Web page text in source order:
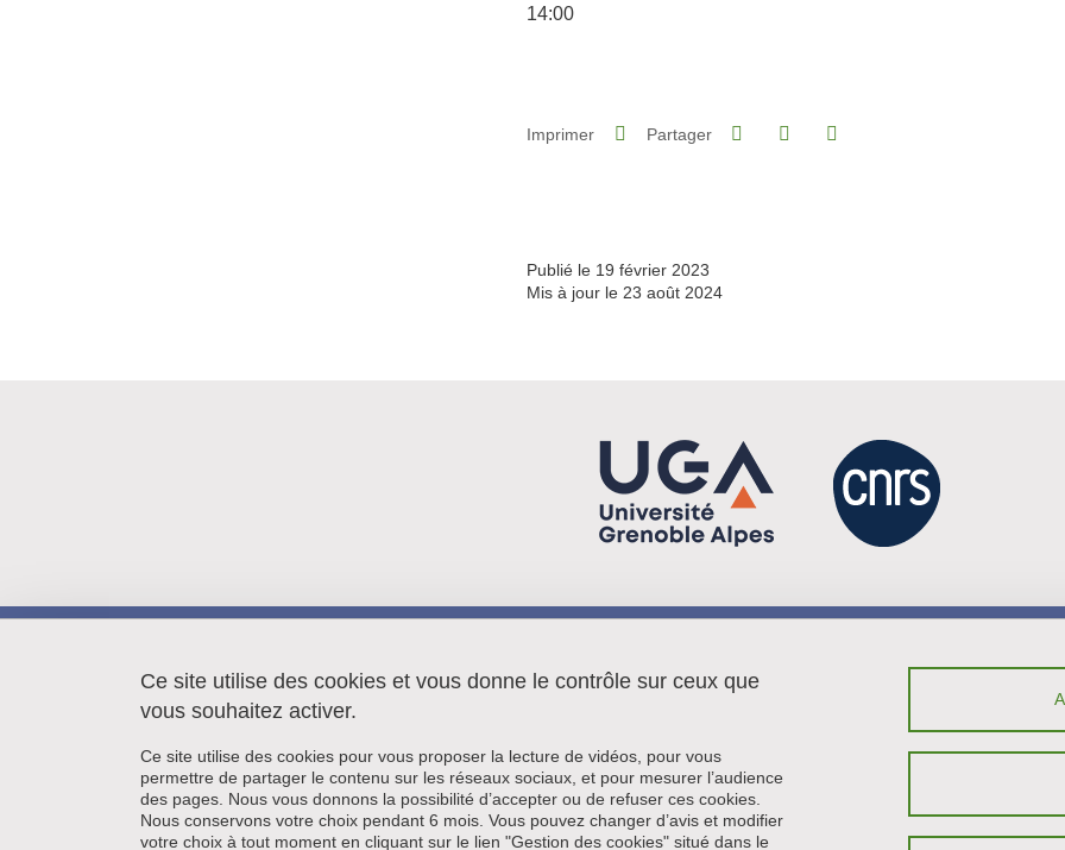
Complément date
14:00
Imprimer Partager Partager sur Facebook
Partager sur LinkedIn
Publié le 19 février 2023
Mis à jour le 23 août 2024
140 rue de la Physique
38402 Saint Martin d'Hères
Menu footer
Plan du site
Données personnelles
Politique des cookies
Gestion des cookies
Ce site utilise des cookies et vous donne le contrôle sur ceux que
vous souhaitez activer.
Ce site utilise des cookies pour vous proposer la lecture de vidéos, pour vous
permettre de partager le contenu sur les réseaux sociaux, et pour mesurer l’audience
des pages. Nous vous donnons la possibilité d’accepter ou de refuser ces cookies.
Nous conservons votre choix pendant 6 mois. Vous pouvez changer d’avis et modifier
votre choix à tout moment en cliquant sur le lien "Gestion des cookies" situé dans le